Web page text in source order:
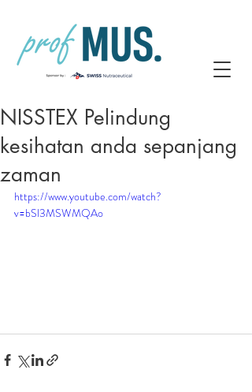
NISSTEX Pelindung
kesihatan anda sepanjang
zaman
https://www.youtube.com/watch?
v=bSl3MSWMQAo